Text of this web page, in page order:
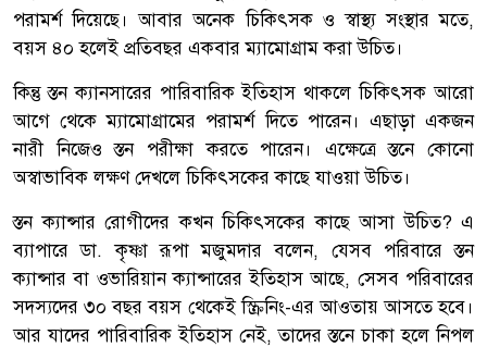
পরামর্শ দিয়েছে। আবার অনেক চিকিৎসক ও স্বাস্থ্য সংস্থার মতে,
বয়স ৪০ হলেই প্রতিবছর একবার ম্যামোগ্রাম করা উচিত।
কিন্তু স্তন ক্যানসারের পারিবারিক ইতিহাস থাকলে চিকিৎসক আরো
আগে থেকে ম্যামোগ্রামের পরামর্শ দিতে পারেন। এছাড়া একজন
নারী নিজেও স্তন পরীক্ষা করতে পারেন। এক্ষেত্রে স্তনে কোনো
অস্বাভাবিক লক্ষণ দেখলে চিকিৎসকের কাছে যাওয়া উচিত।
স্তন ক্যান্সার রোগীদের কখন চিকিৎসকের কাছে আসা উচিত? এ
ব্যাপারে ডা. কৃষ্ণা রূপা মজুমদার বলেন, যেসব পরিবারে স্তন
ক্যান্সার বা ওভারিয়ান ক্যান্সারের ইতিহাস আছে, সেসব পরিবারের
সদস্যদের ৩০ বছর বয়স থেকেই স্ক্রিনিং-এর আওতায় আসতে হবে।
আর যাদের পারিবারিক ইতিহাস নেই, তাদের স্তনে চাকা হলে নিপল